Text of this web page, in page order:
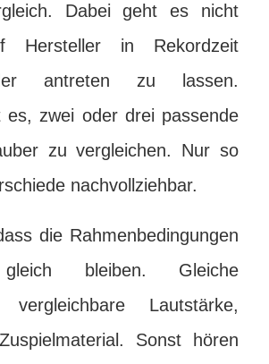
Dabei geht es nicht
Hersteller in Rekordzeit
antreten zu lassen.
es, zwei oder drei passende
zu vergleichen. Nur so
nachvollziehbar.
die Rahmenbedingungen
bleiben. Gleiche
vergleichbare Lautstärke,
Sonst hören